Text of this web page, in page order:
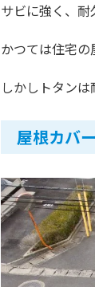
サビに強く、耐
かつては住宅の
しかしトタン
屋根カバ